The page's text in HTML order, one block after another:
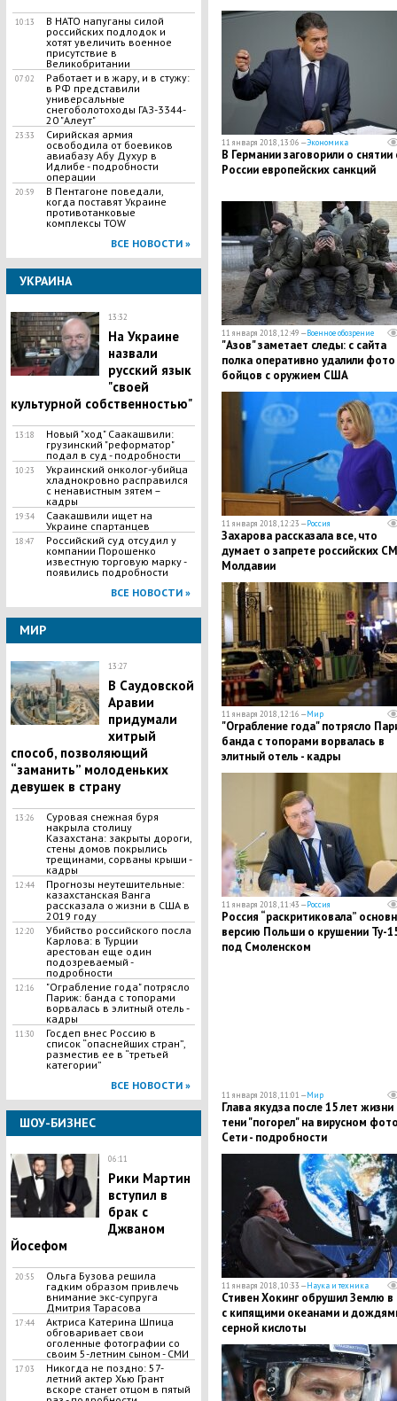
10:13
В НАТО напуганы силой
российских подлодок и
хотят увеличить военное
присутствие в
Великобритании
07:02
Работает и в жару, и в стужу:
в РФ представили
универсальные
снегоболотоходы ГАЗ-3344-
20 "Алеут"
23:33
Сирийская армия
освободила от боевиков
авиабазу Абу Духур в
Идлибе - подробности
операции
20:59
В Пентагоне поведали,
когда поставят Украине
противотанковые
комплексы TOW
ВСЕ НОВОСТИ »
УКРАИНА
13:32
На Украине
назвали
русский язык
"своей
культурной собственностью"
13:18
Новый "ход" Саакашвили:
грузинский "реформатор"
подал в суд - подробности
10:23
Украинский онколог-убийца
хладнокровно расправился
с ненавистным зятем –
кадры
19:34
Саакашвили ищет на
Украине спартанцев
18:47
Российский суд отсудил у
компании Пopoшенко
известную тopговую мapкy -
появились подробности
ВСЕ НОВОСТИ »
МИР
13:27
​В Саудовской
Аравии
придумали
хитрый
способ, позволяющий
“заманить” молоденьких
девушек в страну
13:26
Суровая снежная буря
накрыла столицу
Казахстана: закрыты дороги,
стены домов покрылись
трещинами, сорваны крыши -
кадры
12:44
​Прогнозы неутешительные:
казахстанская Ванга
рассказала о жизни в США в
2019 году
12:20
Убийство российского посла
Карлова: в Турции
арестован еще один
подозреваемый -
подробности
12:16
"Ограбление года" потрясло
Париж: банда с топорами
ворвалась в элитный отель -
кадры
11:30
​Госдеп внес Россию в
список “опаснейших стран”,
разместив ее в “третьей
категории”
ВСЕ НОВОСТИ »
ШОУ-БИЗНЕС
06:11
Рики Мартин
вступил в
брак с
Джваном
Йосефом
20:55
​Ольга Бузова решила
гадким образом привлечь
внимание экс-супруга
Дмитрия Тарасова
17:44
Актриса Катерина Шпица
обговаривает свои
оголенные фотографии со
своим 5-летним сыном - СМИ
17:03
Никогда не поздно: 57-
летний актер Хью Грант
вскоре станет отцом в пятый
11 января 2018, 13:06 —Экономика
В Германии заговорили о снятии
России европейских санкций
11 января 2018, 12:49 —Военное обозрение
"Азов" заметает следы: с сайта
полка оперативно удалили фото
бойцов с оружием США
11 января 2018, 12:23 —Россия
Захарова рассказала все, что
думает о запрете российских
Молдавии
11 января 2018, 12:16 —Мир
"Ограбление года" потрясло
банда с топорами ворвалась в
элитный отель - кадры
11 января 2018, 11:43 —Россия
​Россия “раскритиковала”
версию Польши о крушении Ту-
под Смоленском
11 января 2018, 11:01 —Мир
Глава якудза после 15 лет жизни
тени "погорел" на вирусном
Сети - подробности
11 января 2018, 10:33 —Наука и техника
Стивен Хокинг обрушил Землю в
с кипящими океанами и
серной кислоты